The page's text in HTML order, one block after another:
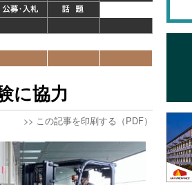
に協力
>> この記事を印刷する（PDF）